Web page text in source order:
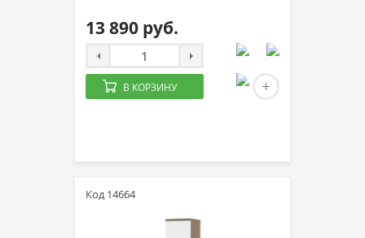
13 890 руб.
В КОРЗИНУ
Код 14664